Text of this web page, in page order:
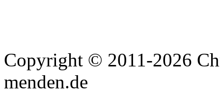
Copyright © 2011-2026
menden.de